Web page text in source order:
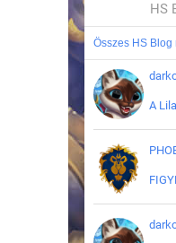
HS
Összes HS Blog
A